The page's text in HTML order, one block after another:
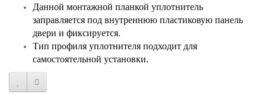
Данной монтажной планкой уплотнитель
заправляется под внутреннюю пластиковую панель
двери и фиксируется.
Тип профиля уплотнителя подходит для
самостоятельной установки.